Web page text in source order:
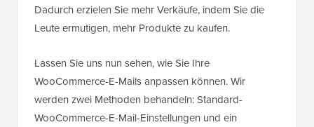
Dadurch erzielen Sie mehr Verkäufe, indem Sie die
Leute ermutigen, mehr Produkte zu kaufen.
Lassen Sie uns nun sehen, wie Sie Ihre
WooCommerce-E-Mails anpassen können. Wir
werden zwei Methoden behandeln: Standard-
WooCommerce-E-Mail-Einstellungen und ein